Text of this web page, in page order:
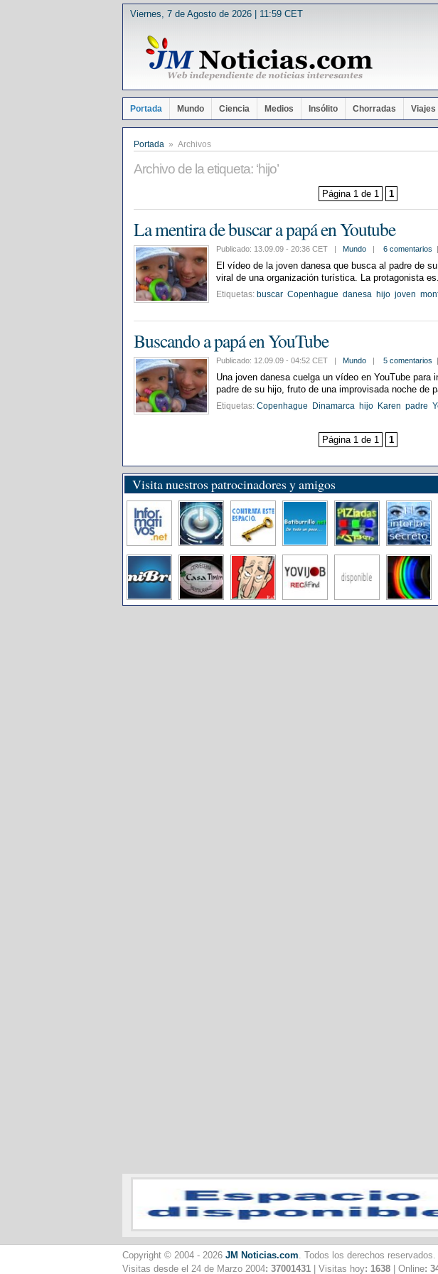
Viernes, 7 de Agosto de 2026 | 11:59 CET
Portada Mundo Ciencia Medios Insólito Chorradas Viajes
Portada » Archivos
Archivo de la etiqueta: ‘hijo’
Página 1 de 1 1
La mentira de buscar a papá en Youtube
Publicado: 13.09.09 - 20:36 CET | Mundo | 6 comentarios |
El vídeo de la joven danesa que busca al padre de
viral de una organización turística. La protagonista
Etiquetas: buscar Copenhague danesa hijo joven
Buscando a papá en YouTube
Publicado: 12.09.09 - 04:52 CET | Mundo | 5 comentarios |
Una joven danesa cuelga un vídeo en YouTube para
padre de su hijo, fruto de una improvisada noche de
Etiquetas: Copenhague Dinamarca hijo Karen padre
Página 1 de 1 1
Visita nuestros patrocinadores y amigos
Copyright © 2004 - 2026 JM Noticias.com. Todos los derechos reservados.
Visitas desde el 24 de Marzo 2004: 37001431 | Visitas hoy: 1638 | Online: